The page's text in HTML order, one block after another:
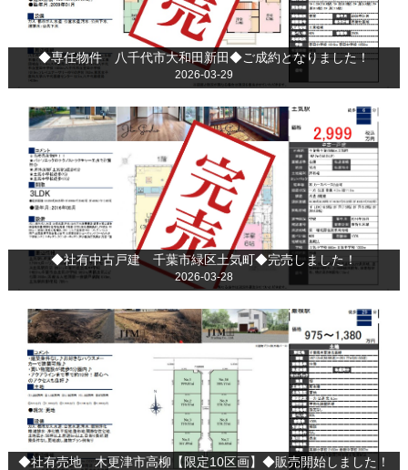
◆専任物件 八千代市大和田新田◆ご成約となりました！
2026-03-29
◆社有中古戸建 千葉市緑区土気町◆完売しました！
2026-03-28
◆社有売地 木更津市高柳【限定10区画】◆販売開始しました！